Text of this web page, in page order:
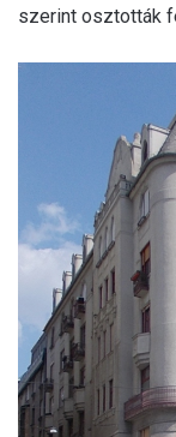
szerint osztották